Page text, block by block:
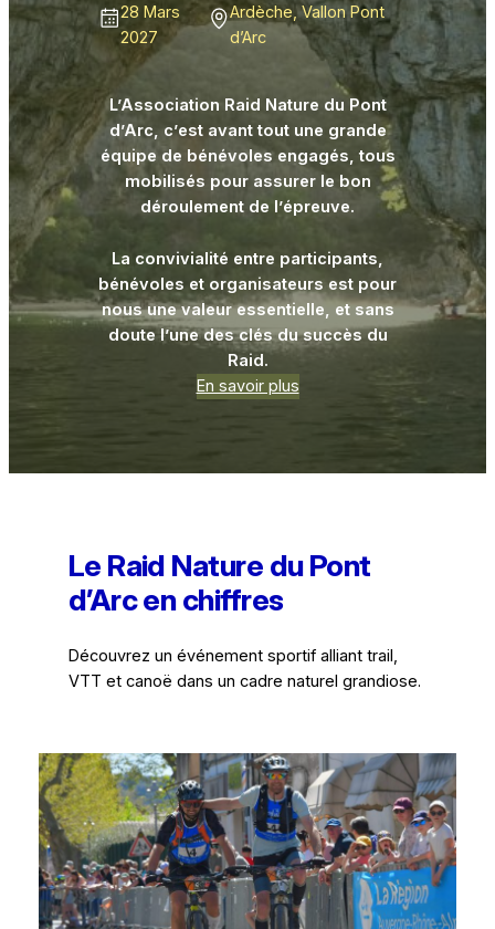
28 Mars
2027
Ardèche, Vallon Pont
d’Arc
L’Association Raid Nature du Pont
d’Arc, c’est avant tout une grande
équipe de bénévoles engagés, tous
mobilisés pour assurer le bon
déroulement de l’épreuve.
La convivialité entre participants,
bénévoles et organisateurs est pour
nous une valeur essentielle, et sans
doute l’une des clés du succès du
Raid.
En savoir plus
Le Raid Nature du Pont
d’Arc en chiffres
Découvrez un événement sportif alliant trail,
VTT et canoë dans un cadre naturel grandiose.